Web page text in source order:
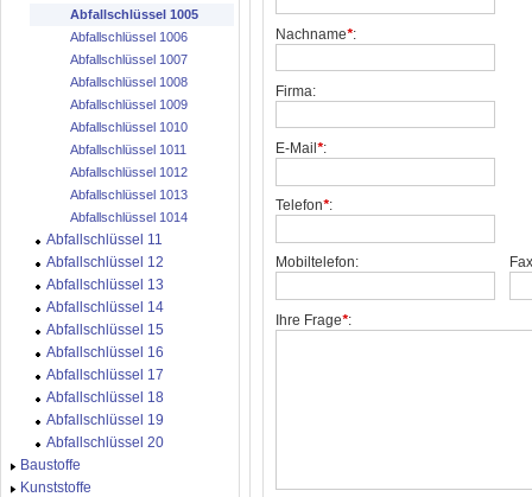
Nachname*:
Firma:
E-Mail *:
Telefon*:
Mobiltelefon:
Ihre Frage*:
Abfallschlüssel 1005
Abfallschlüssel 1006
Abfallschlüssel 1007
Abfallschlüssel 1008
Abfallschlüssel 1009
Abfallschlüssel 1010
Abfallschlüssel 1011
Abfallschlüssel 1012
Abfallschlüssel 1013
Abfallschlüssel 1014
Abfallschlüssel 11
Abfallschlüssel 12
Abfallschlüssel 13
Abfallschlüssel 14
Abfallschlüssel 15
Abfallschlüssel 16
Abfallschlüssel 17
Abfallschlüssel 18
Abfallschlüssel 19
Abfallschlüssel 20
Baustoffe
Kunststoffe